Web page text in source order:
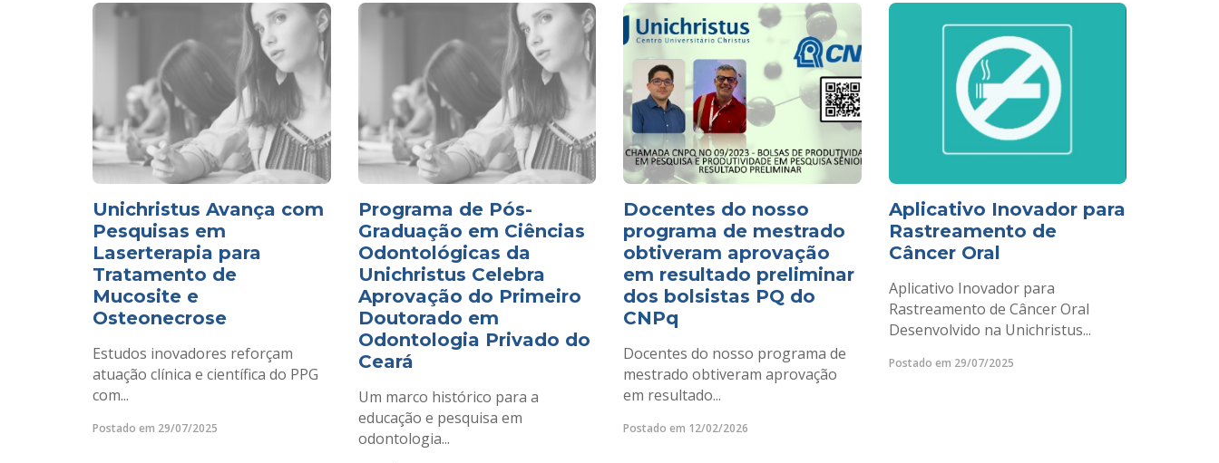
Unichristus Avança com
Pesquisas em
Laserterapia para
Tratamento de
Mucosite e
Osteonecrose
Estudos inovadores reforçam
atuação clínica e científica do PPG
com...
Postado em 29/07/2025
Programa de Pós-
Graduação em Ciências
Odontológicas da
Unichristus Celebra
Aprovação do Primeiro
Doutorado em
Odontologia Privado do
Ceará
Um marco histórico para a
educação e pesquisa em
odontologia...
Docentes do nosso
programa de mestrado
obtiveram aprovação
em resultado preliminar
dos bolsistas PQ do
CNPq
Docentes do nosso programa de
mestrado obtiveram aprovação
em resultado...
Postado em 12/02/2026
Aplicativo Inovador para
Rastreamento de
Câncer Oral
Aplicativo Inovador para
Rastreamento de Câncer Oral
Desenvolvido na Unichristus...
Postado em 29/07/2025